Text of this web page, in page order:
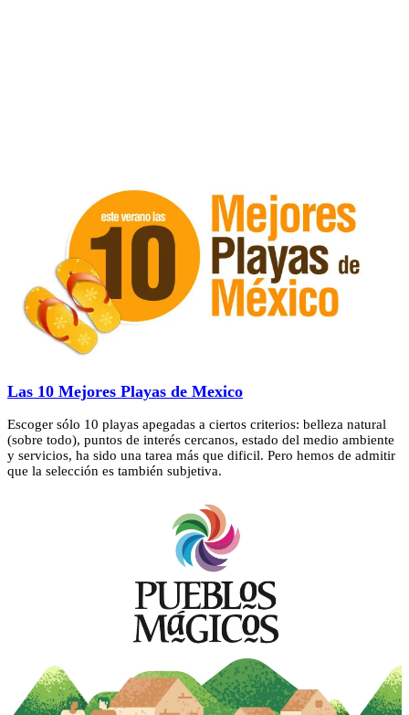
Las 10 Mejores Playas de Mexico
Escoger sólo 10 playas apegadas a ciertos criterios: belleza natural
(sobre todo), puntos de interés cercanos, estado del medio ambiente
y servicios, ha sido una tarea más que dificil. Pero hemos de admitir
que la selección es también subjetiva.